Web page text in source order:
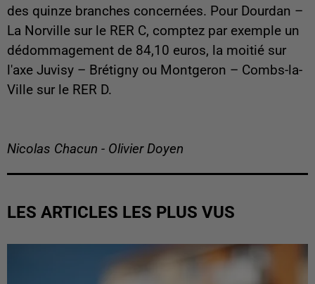
des quinze branches concernées. Pour Dourdan –
La Norville sur le RER C, comptez par exemple un
dédommagement de 84,10 euros, la moitié sur
l'axe Juvisy – Brétigny ou Montgeron – Combs-la-
Ville sur le RER D.
Nicolas Chacun - Olivier Doyen
LES ARTICLES LES PLUS VUS